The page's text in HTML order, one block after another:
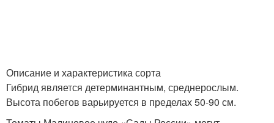
Описание и характеристика сорта
Гибрид является детерминантным, среднерослым.
Высота побегов варьируется в пределах 50-90 см.